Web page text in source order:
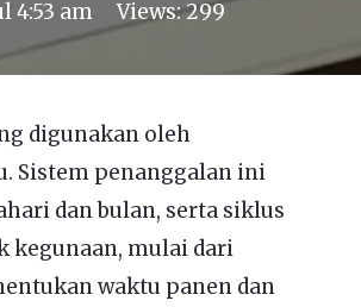
4:53 am Views:299
digunakan oleh
Sistem penanggalan ini
dan bulan, serta siklus
kegunaan, mulai dari
waktu panen dan